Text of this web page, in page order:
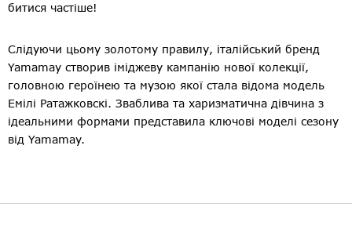
битися частіше!
Слідуючи цьому золотому правилу, італійський бренд
Yamamay створив іміджеву кампанію нової колекції,
головною героїнею та музою якої стала відома модель
Емілі Ратажковскі. Зваблива та харизматична дівчина з
ідеальними формами представила ключові моделі сезону
від Yamamay.